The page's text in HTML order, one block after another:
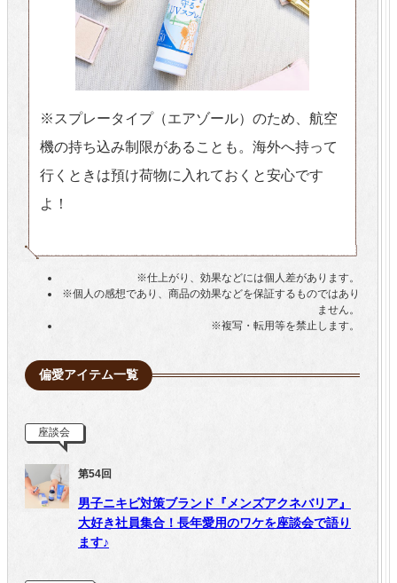
※スプレータイプ（エアゾール）のため、航空
機の持ち込み制限があることも。海外へ持って
行くときは預け荷物に入れておくと安心です
よ！
※仕上がり、効果などには個人差があります。
※個人の感想であり、商品の効果などを保証するものではあり
ません。
※複写・転用等を禁止します。
偏愛アイテム一覧
座談会
第54回
男子ニキビ対策ブランド『メンズアクネバリア』
大好き社員集合！長年愛用のワケを座談会で語り
ます♪